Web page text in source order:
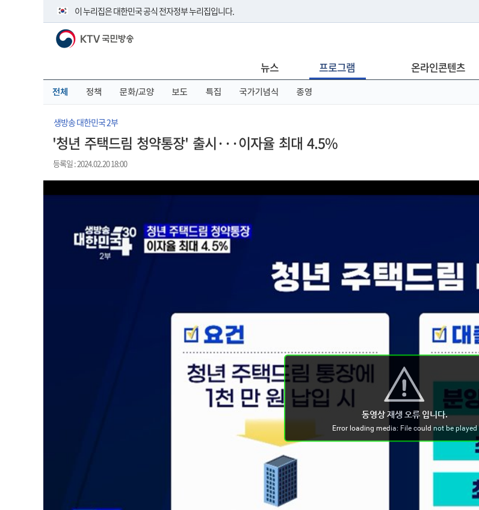
이 누리집은 대한민국 공식 전자정부 누리집입니다.
공식 누리집 주소 확인하기
이밖에 or.kr 또는 .kr등 다른 도메인 주소를 사용하고 있다면 아래 URL에서 도메인 주소를 확인해 보세요
KTV 국민방송
뉴스 프로그램 온라인콘텐츠
전체 정책 문화/교양 보도 특집 국가기념식 종영
생방송 대한민국 2부
'청년 주택드림 청약통장' 출시···이자율 최대 4.5%
등록일 : 2024.02.20 18:00